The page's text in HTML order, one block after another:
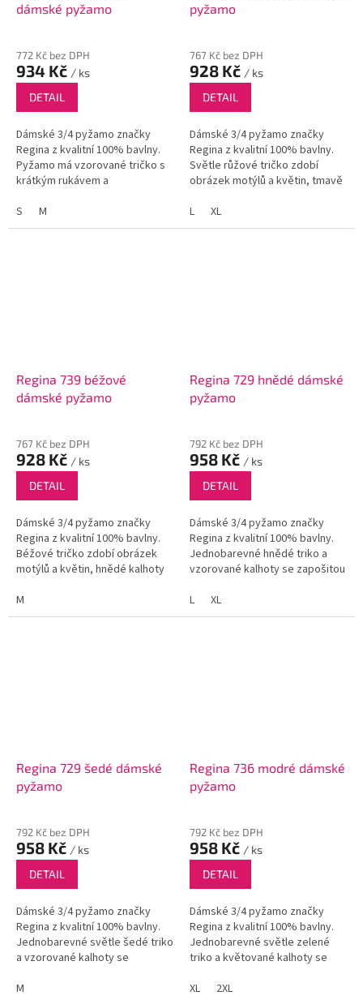
dámské pyžamo
772 Kč bez DPH
934 Kč / ks
DETAIL
Dámské 3/4 pyžamo značky
Regina z kvalitní 100% bavlny.
Pyžamo má vzorované tričko s
krátkým rukávem a
S
M
pyžamo
767 Kč bez DPH
928 Kč / ks
DETAIL
Dámské 3/4 pyžamo značky
Regina z kvalitní 100% bavlny.
Světle růžové tričko zdobí
obrázek motýlů a květin, tmavě
jednobarevné.
L XL
Regina 739 béžové
dámské pyžamo
767 Kč bez DPH
928 Kč / ks
DETAIL
Dámské 3/4 pyžamo značky
Regina z kvalitní 100% bavlny.
Béžové tričko zdobí obrázek
motýlů a květin, hnědé kalhoty
M
Regina 729 hnědé dámské
pyžamo
792 Kč bez DPH
958 Kč / ks
DETAIL
Dámské 3/4 pyžamo značky
Regina z kvalitní 100% bavlny.
Jednobarevné hnědé triko a
vzorované kalhoty se zapošitou
L
XL
Regina 729 šedé dámské
pyžamo
792 Kč bez DPH
958 Kč / ks
DETAIL
Dámské 3/4 pyžamo značky
Regina z kvalitní 100% bavlny.
Jednobarevné světle šedé triko
a vzorované kalhoty se
M
Regina 736 modré dámské
pyžamo
792 Kč bez DPH
958 Kč / ks
DETAIL
Dámské 3/4 pyžamo značky
Regina z kvalitní 100% bavlny.
Jednobarevné světle zelené
triko a květované kalhoty se
XL
2XL